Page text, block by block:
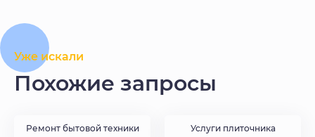
Уже искали
Похожие запросы
Ремонт бытовой техники Услуги плиточника